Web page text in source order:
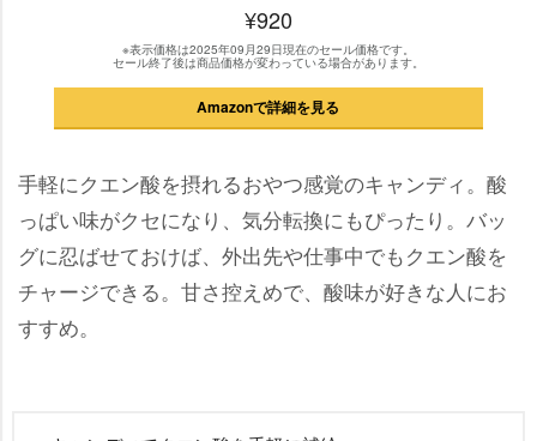
¥920
※表示価格は2025年09月29日現在のセール価格です。
セール終了後は商品価格が変わっている場合があります。
Amazonで詳細を見る
手軽にクエン酸を摂れるおやつ感覚のキャンディ。酸
っぱい味がクセになり、気分転換にもぴったり。バッ
グに忍ばせておけば、外出先や仕事中でもクエン酸を
チャージできる。甘さ控えめで、酸味が好きな人にお
すすめ。